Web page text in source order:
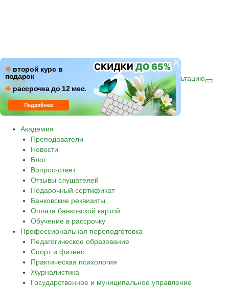
❋ второй курс в
подарок
❋ рассрочка до 12 мес.
Подробнее 8 800 500-30-45
ПН–ПТ: c 09:00 до 18:00
СБ–ВС: с 10:00 до 16:00 по (МСК)
Звонок по России бесплатный.
Получить консультацию
Академия
Преподаватели
Новости
Блог
Вопрос-ответ
Отзывы слушателей
Подарочный сертификат
Банковские реквизиты
Оплата банковской картой
Обучение в рассрочку
Профессиональная переподготовка
Педагогическое образование
Спорт и фитнес
Практическая психология
Журналистика
Государственное и муниципальное управление